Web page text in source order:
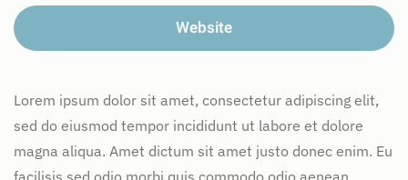
Website
Lorem ipsum dolor sit amet, consectetur adipiscing elit,
sed do eiusmod tempor incididunt ut labore et dolore
magna aliqua. Amet dictum sit amet justo donec enim. Eu
facilisis sed odio morbi quis commodo odio aenean.